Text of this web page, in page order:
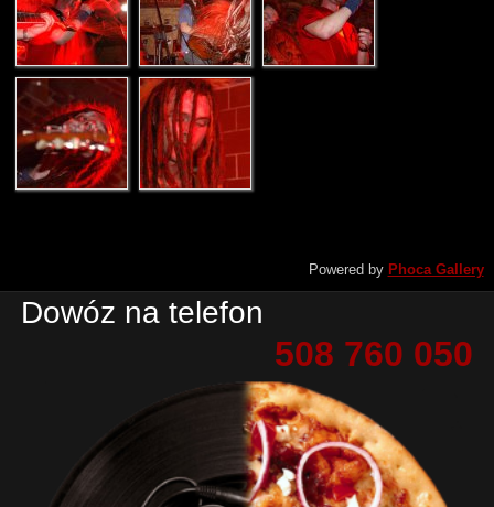
Powered by Phoca Gallery
Dowóz na telefon
508 760 050